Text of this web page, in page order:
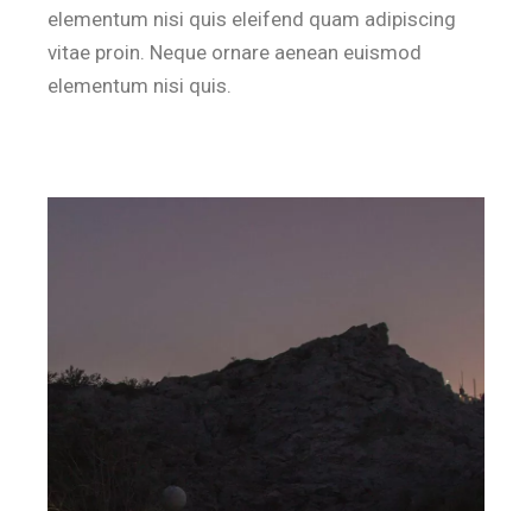
elementum nisi quis eleifend quam adipiscing
vitae proin. Neque ornare aenean euismod
elementum nisi quis.